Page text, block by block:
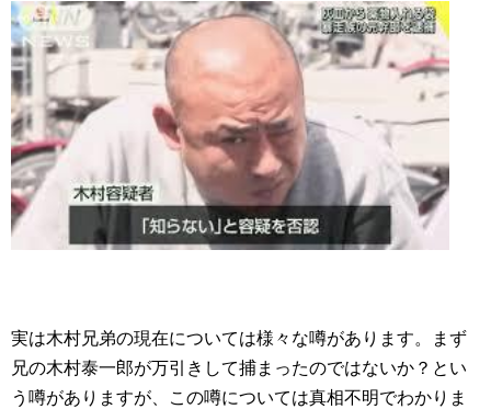
実は木村兄弟の現在については様々な噂があります。まず
兄の木村泰一郎が万引きして捕まったのではないか？とい
う噂がありますが、この噂については真相不明でわかりま